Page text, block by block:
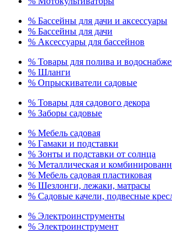
% Бассейны для дачи и аксессуары
% Бассейны для дачи
% Аксессуары для бассейнов
% Товары для полива и
% Шланги
% Опрыскиватели садовые
% Товары для садового декора
% Заборы садовые
% Мебель садовая
% Гамаки и подставки
% Зонты и подставки от солнца
% Металлическая и
% Мебель садовая пластиковая
% Шезлонги, лежаки, матрасы
% Садовые качели, подвесные
% Электроинструменты
% Электроинструмент